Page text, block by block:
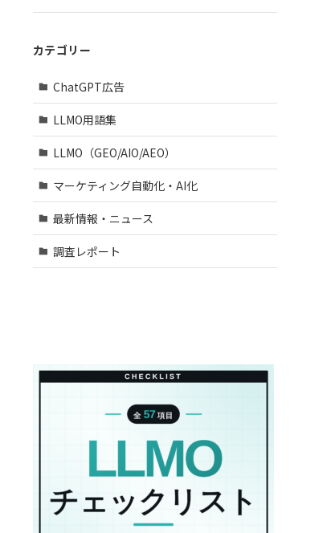
カテゴリー
ChatGPT広告
LLMO用語集
LLMO（GEO/AIO/AEO）
マーケティング自動化・AI化
最新情報・ニュース
調査レポート